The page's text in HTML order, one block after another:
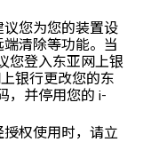
您为您的装置设
清除等功能。当
您登入东亚网上银
银行更改您的东
，并停用您的 i-
权使用时，请立